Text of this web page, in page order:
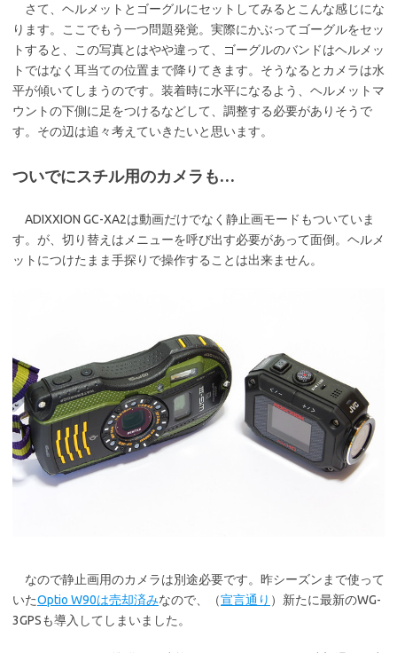
さて、ヘルメットとゴーグルにセットしてみるとこんな感じにな
ります。ここでもう一つ問題発覚。実際にかぶってゴーグルをセッ
トすると、この写真とはやや違って、ゴーグルのバンドはヘルメッ
トではなく耳当ての位置まで降りてきます。そうなるとカメラは水
平が傾いてしまうのです。装着時に水平になるよう、ヘルメットマ
ウントの下側に足をつけるなどして、調整する必要がありそうで
す。その辺は追々考えていきたいと思います。
ついでにスチル用のカメラも…
ADIXXION GC-XA2は動画だけでなく静止画モードもついていま
す。が、切り替えはメニューを呼び出す必要があって面倒。ヘルメ
ットにつけたまま手探りで操作することは出来ません。
なので静止画用のカメラは別途必要です。昨シーズンまで使って
いたOptio W90は売却済みなので、（宣言通り ）新たに最新のWG-
3GPSも導入してしまいました。